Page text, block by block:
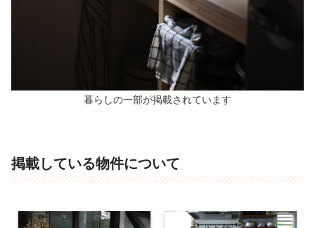
暮らしの一部が掲載されています
掲載している物件について